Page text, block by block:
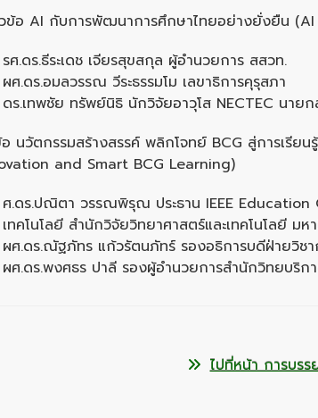
ข้อ AI กับการพัฒนาการศึกษาไทยอย่างยั่งยืน
รศ.ดร.ธีระเดช เจียรสุขสกุล ผู้อำนวยการ สสวท.
ผศ.ดร.อมลวรรณ วีระธรรมโม เลขาธิการคุรุสภา
ดร.เทพชัย ทรัพย์นิธิ นักวิจัยอาวุโส NECTEC นาย
นวัตกรรมสร้างสรรค์ พลิกโจทย์ BCG สู่การเรีย
and Smart BCG Learning)
ศ.ดร.ปณิตา วรรณพิรุณ ประธาน IEEE Education
เทคโนโลยี สำนักวิจัยวิทยาศาสตร์และเทคโนโลยี มห
ผศ.ดร.ณัฐภัทร แก้วรัตนภัทร์ รองอธิการบดีฝ่ายวิช
ผศ.ดร.พงศธร ปาลี รองผู้อำนวยการสำนักวิทยบริก
ไปที่หน้า การบรร